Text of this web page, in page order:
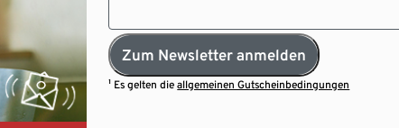
Zum Newsletter anmelden
¹ Es gelten dieallgemeinen Gutscheinbedingungen